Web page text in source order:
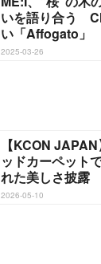
いを語り合う
い「Affogato」
2025-03-26
【KCON
ッドカーペット
れた美しさ披露
2026-05-10